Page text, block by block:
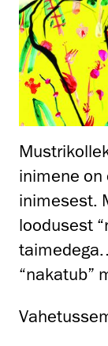
inimene on
inimesest.
loodusest
“nakatub”